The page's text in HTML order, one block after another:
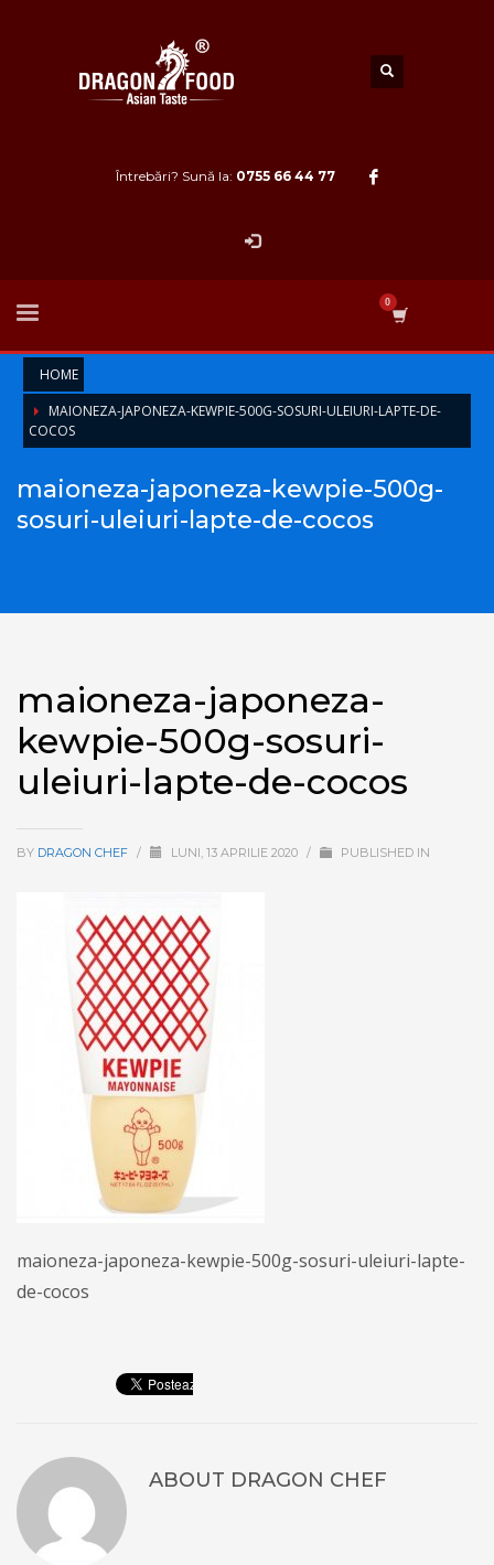
Întrebări? Sună la: 0755 66 44 77
HOME
MAIONEZA-JAPONEZA-KEWPIE-500G-SOSURI-ULEIURI-LAPTE-DE-
COCOS
maioneza-japoneza-kewpie-500g-
sosuri-uleiuri-lapte-de-cocos
maioneza-japoneza-
kewpie-500g-sosuri-
uleiuri-lapte-de-cocos
BY DRAGON CHEF / LUNI, 13 APRILIE 2020 / PUBLISHED IN
maioneza-japoneza-kewpie-500g-sosuri-uleiuri-lapte-
de-cocos
ABOUT DRAGON CHEF